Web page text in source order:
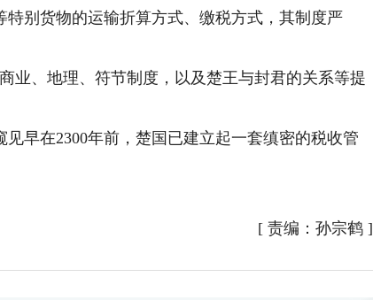
别货物的运输折算方式、缴税方式，其制度严
、地理、符节制度，以及楚王与封君的关系等提
在2300年前，楚国已建立起一套缜密的税收管
[ 责编：孙宗鹤]